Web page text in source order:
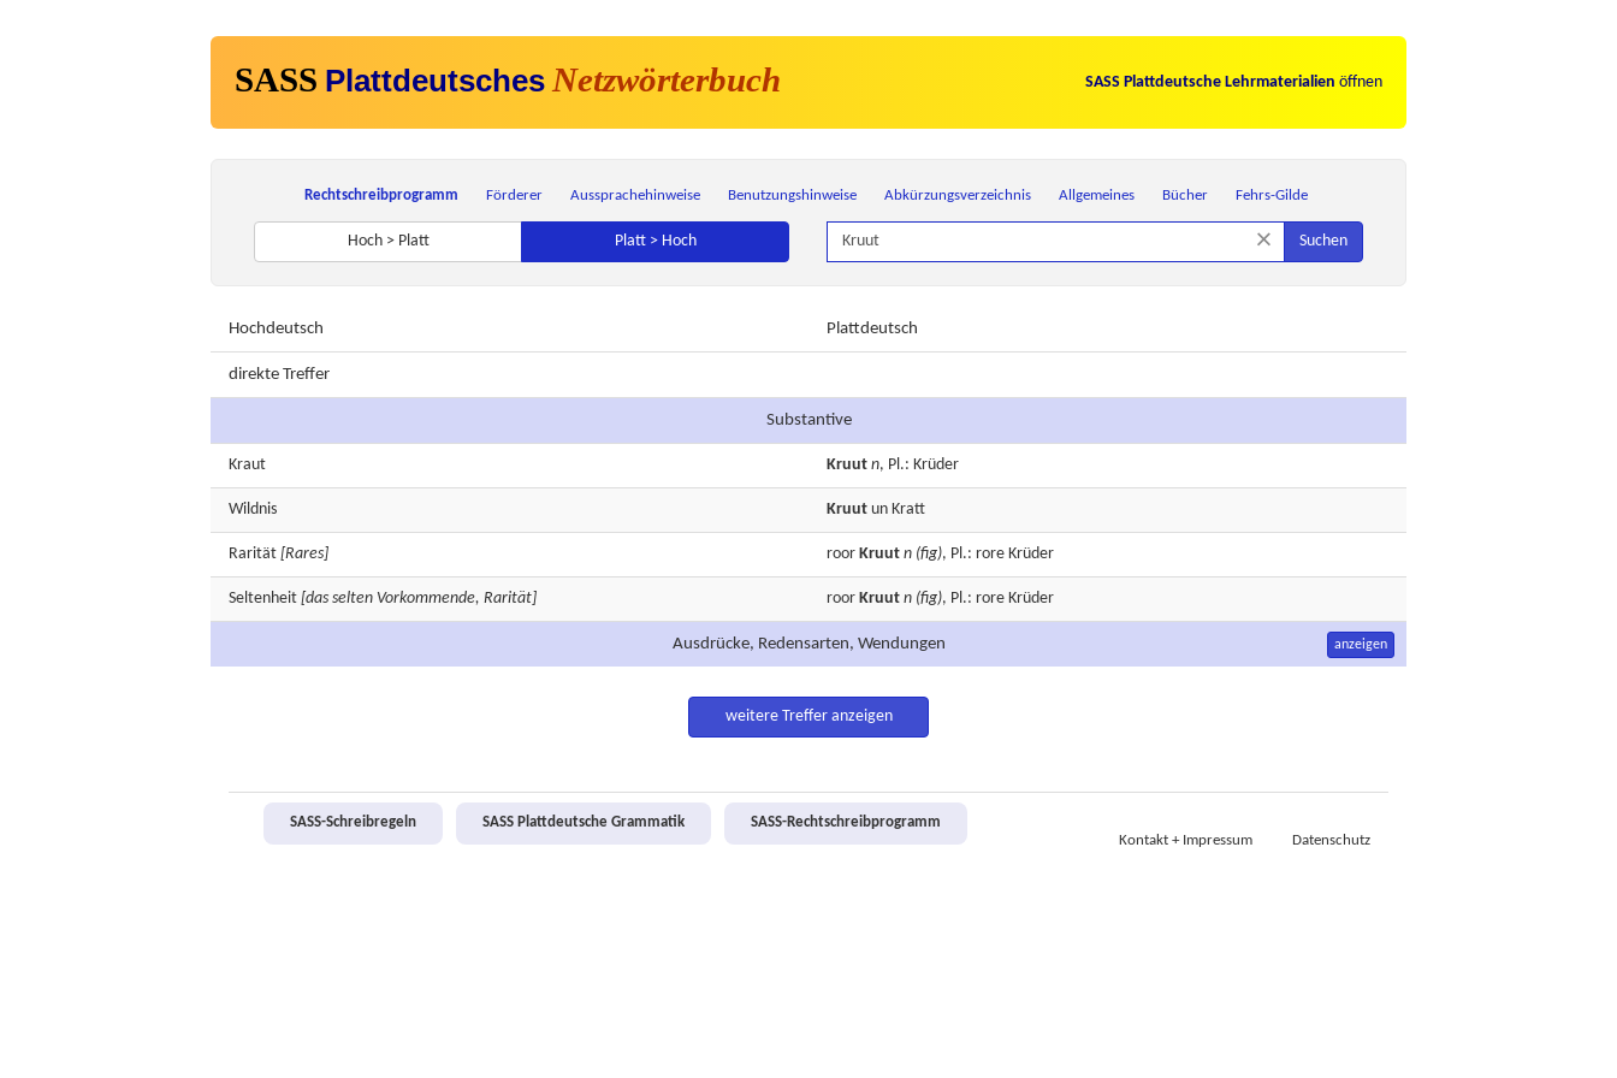
SASS Plattdeutsches Netzwörterbuch SASS Plattdeutsche Lehrmaterialien öffnen
Rechtschreibprogramm Förderer Aussprachehinweise Benutzungshinweise Abkürzungsverzeichnis Allgemeines Bücher Fehrs-Gilde
Hoch > Platt Platt > Hoch × Suchen
Hochdeutsch Plattdeutsch
direkte Treffer
Substantive
Kraut Kruut n, Pl.: Krüder
Wildnis Kruut un Kratt
Rarität [Rares] roor Kruut n (fig), Pl.: rore Krüder
Seltenheit [das selten Vorkommende, Rarität] roor Kruut n (fig), Pl.: rore Krüder
Ausdrücke, Redensarten, Wendungen anzeigen
weitere Treffer anzeigen
SASS-Schreibregeln SASS Plattdeutsche Grammatik
SASS-Rechtschreibprogramm
Kontakt + Impressum
Datenschutz